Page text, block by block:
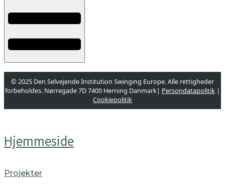
© 2025 Den Selvejende Institution Swinging Europe. Alle rettigheder
forbeholdes. Nørregade 7D 7400 Herning Danmark| Persondatapolitik |
Cookiepolitik
Hjemmeside
Projekter